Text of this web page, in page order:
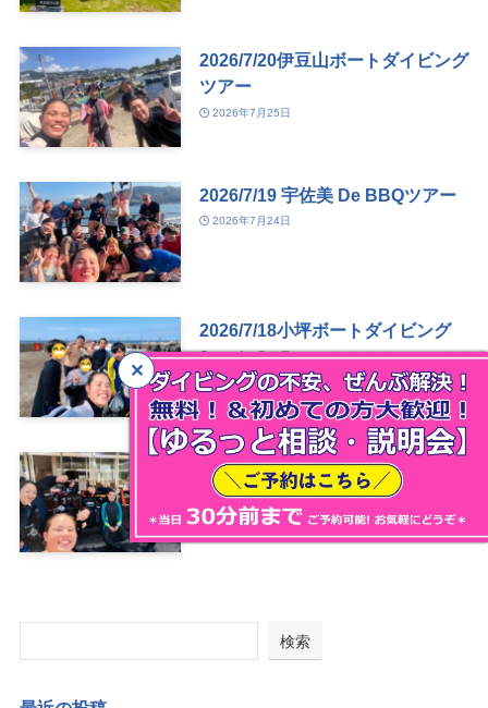
2026/7/20伊豆山ボートダイビング
ツアー
2026年7月25日
2026/7/19 宇佐美 De BBQツアー
2026年7月24日
2026/7/18小坪ボートダイビング
2026年7月23日
2026/7/11土肥ボートダイビングツ
アー
2026年7月20日
検索